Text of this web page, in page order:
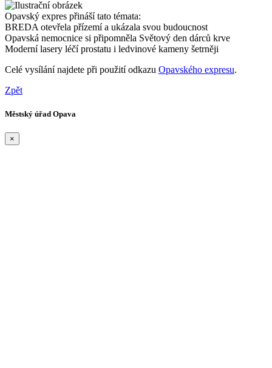
Opavský expres přináší tato témata:
BREDA otevřela přízemí a ukázala svou budoucnost
Opavská nemocnice si připomněla Světový den dárců krve
Moderní lasery léčí prostatu i ledvinové kameny šetrněji
Celé vysílání najdete při použití odkazu Opavského expresu.
Zpět
Městský úřad Opava
×